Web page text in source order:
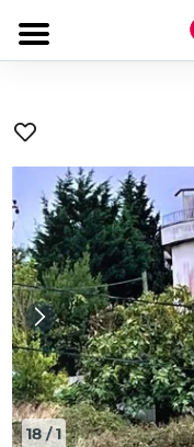
1
/
18